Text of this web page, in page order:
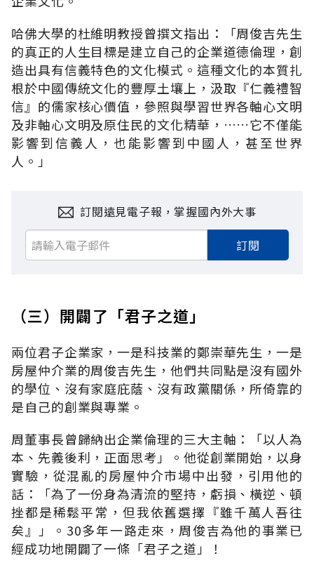
哈佛大學的杜維明教授曾撰文指出：「周俊吉先生
的真正的人生目標是建立自己的企業道德倫理，創
造出具有信義特色的文化模式。這種文化的本質扎
根於中國傳統文化的豐厚土壤上，汲取『仁義禮智
信』的儒家核心價值，參照與學習世界各軸心文明
及非軸心文明及原住民的文化精華，……它不僅能
影響到信義人，也能影響到中國人，甚至世界
人。」
訂閱遠見電子報，掌握國內外大事
訂閱
（三）開闢了「君子之道」
兩位君子企業家，一是科技業的鄭崇華先生，一是
房屋仲介業的周俊吉先生，他們共同點是沒有國外
的學位、沒有家庭庇蔭、沒有政黨關係，所倚靠的
是自己的創業與專業。
周董事長曾歸納出企業倫理的三大主軸：「以人為
本、先義後利，正面思考」。他從創業開始，以身
實驗，從混亂的房屋仲介市場中出發，引用他的
話：「為了一份身為清流的堅持，虧損、橫逆、頓
挫都是稀鬆平常，但我依舊選擇『雖千萬人吾往
矣』」。30多年一路走來，周俊吉為他的事業已
經成功地開闢了一條「君子之道」！